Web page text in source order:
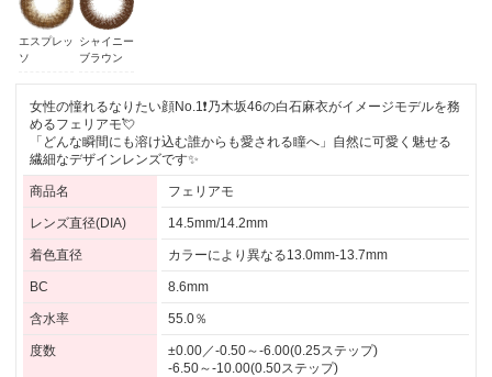
エスプレッ
ソ
シャイニー
ブラウン
女性の憧れるなりたい顔No.1❗乃木坂46の白石麻衣がイメージモデルを務
めるフェリアモ💘
「どんな瞬間にも溶け込む誰からも愛される瞳へ」自然に可愛く魅せる
繊細なデザインレンズです✨
商品名 フェリアモ
レンズ直径(DIA) 14.5mm/14.2mm
着色直径 カラーにより異なる13.0mm-13.7mm
BC 8.6mm
含水率 55.0％
度数
±0.00／-0.50～-6.00(0.25ステップ)
-6.50～-10.00(0.50ステップ)